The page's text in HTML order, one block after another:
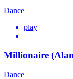
Dance
play
Millionaire
Dance